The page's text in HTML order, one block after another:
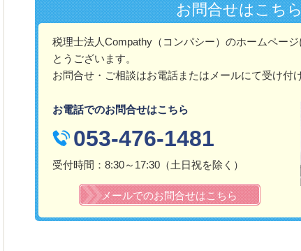
お問合せはこち
税理士法人Compathy（コンパシー）のホームペー
とうございます。
お問合せ・ご相談はお電話またはメールにて受け付
お電話でのお問合せはこちら
053-476-1481
受付時間：8:30～17:30（土日祝を除く）
メールでのお問合せはこちら